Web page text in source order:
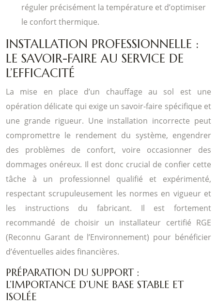
réguler précisément la température et d’optimiser
le confort thermique.
INSTALLATION PROFESSIONNELLE :
LE SAVOIR-FAIRE AU SERVICE DE
L’EFFICACITÉ
La mise en place d’un chauffage au sol est une
opération délicate qui exige un savoir-faire spécifique et
une grande rigueur. Une installation incorrecte peut
compromettre le rendement du système, engendrer
des problèmes de confort, voire occasionner des
dommages onéreux. Il est donc crucial de confier cette
tâche à un professionnel qualifié et expérimenté,
respectant scrupuleusement les normes en vigueur et
les instructions du fabricant. Il est fortement
recommandé de choisir un installateur certifié RGE
(Reconnu Garant de l’Environnement) pour bénéficier
d’éventuelles aides financières.
PRÉPARATION DU SUPPORT :
L’IMPORTANCE D’UNE BASE STABLE ET
ISOLÉE